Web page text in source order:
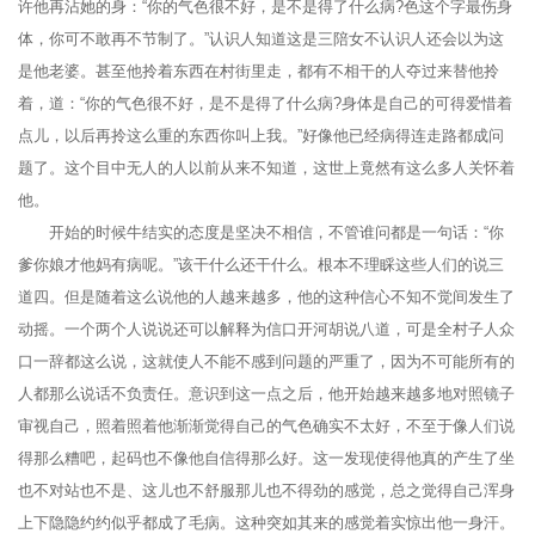
许他再沾她的身：“你的气色很不好，是不是得了什么病?色这个字最伤身
体，你可不敢再不节制了。”认识人知道这是三陪女不认识人还会以为这
是他老婆。甚至他拎着东西在村街里走，都有不相干的人夺过来替他拎
着，道：“你的气色很不好，是不是得了什么病?身体是自己的可得爱惜着
点儿，以后再拎这么重的东西你叫上我。”好像他已经病得连走路都成问
题了。这个目中无人的人以前从来不知道，这世上竟然有这么多人关怀着
他。
开始的时候牛结实的态度是坚决不相信，不管谁问都是一句话：“你
爹你娘才他妈有病呢。”该干什么还干什么。根本不理睬这些人们的说三
道四。但是随着这么说他的人越来越多，他的这种信心不知不觉间发生了
动摇。一个两个人说说还可以解释为信口开河胡说八道，可是全村子人众
口一辞都这么说，这就使人不能不感到问题的严重了，因为不可能所有的
人都那么说话不负责任。意识到这一点之后，他开始越来越多地对照镜子
审视自己，照着照着他渐渐觉得自己的气色确实不太好，不至于像人们说
得那么糟吧，起码也不像他自信得那么好。这一发现使得他真的产生了坐
也不对站也不是、这儿也不舒服那儿也不得劲的感觉，总之觉得自己浑身
上下隐隐约约似乎都成了毛病。这种突如其来的感觉着实惊出他一身汗。